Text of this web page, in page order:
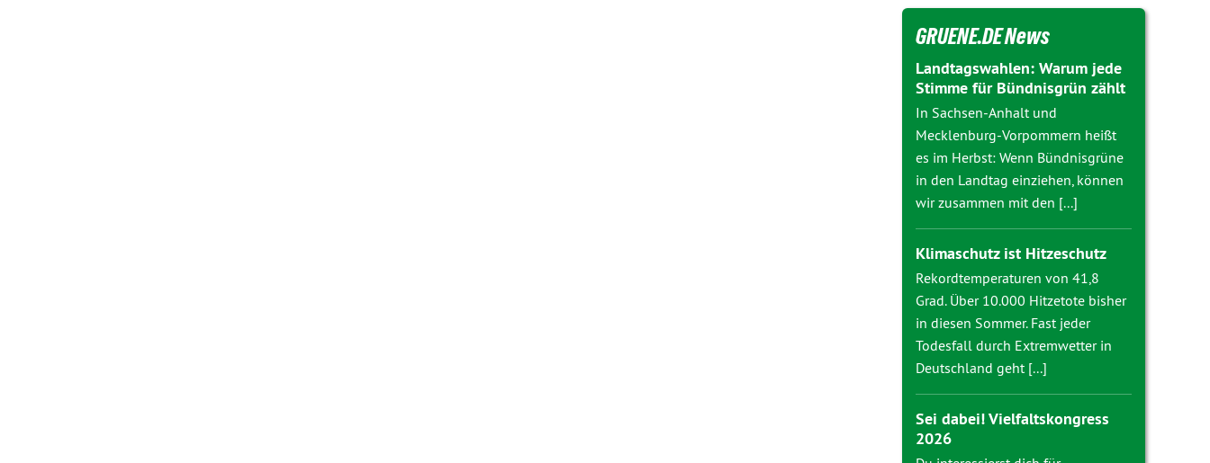
GRUENE.DE News
Landtagswahlen: Warum jede
Stimme für Bündnisgrün zählt
In Sachsen-Anhalt und
Mecklenburg-Vorpommern heißt
es im Herbst: Wenn Bündnisgrüne
in den Landtag einziehen, können
wir zusammen mit den [...]
Klimaschutz ist Hitzeschutz
Rekordtemperaturen von 41,8
Grad. Über 10.000 Hitzetote bisher
in diesen Sommer. Fast jeder
Todesfall durch Extremwetter in
Deutschland geht [...]
Sei dabei! Vielfaltskongress
2026